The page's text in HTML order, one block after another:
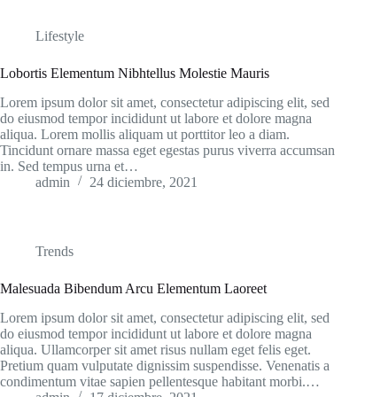
Lifestyle
Lobortis Elementum Nibhtellus Molestie Mauris
Lorem ipsum dolor sit amet, consectetur adipiscing elit, sed
do eiusmod tempor incididunt ut labore et dolore magna
aliqua. Lorem mollis aliquam ut porttitor leo a diam.
Tincidunt ornare massa eget egestas purus viverra accumsan
in. Sed tempus urna et…
admin
24 diciembre, 2021
Trends
Malesuada Bibendum Arcu Elementum Laoreet
Lorem ipsum dolor sit amet, consectetur adipiscing elit, sed
do eiusmod tempor incididunt ut labore et dolore magna
aliqua. Ullamcorper sit amet risus nullam eget felis eget.
Pretium quam vulputate dignissim suspendisse. Venenatis a
condimentum vitae sapien pellentesque habitant morbi.…